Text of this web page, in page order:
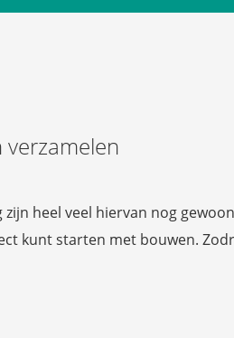
heel veel hiervan nog
kunt starten met bouwen.